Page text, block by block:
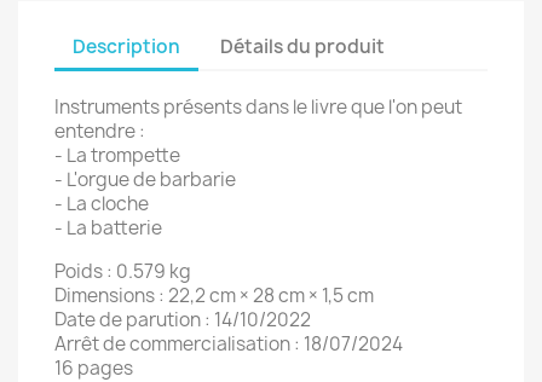
Description Détails du produit
Instruments présents dans le livre que l'on peut
entendre :
- La trompette
- L'orgue de barbarie
- La cloche
- La batterie
Poids : 0.579 kg
Dimensions : 22,2 cm × 28 cm × 1,5 cm
Date de parution : 14/10/2022
Arrêt de commercialisation : 18/07/2024
16 pages